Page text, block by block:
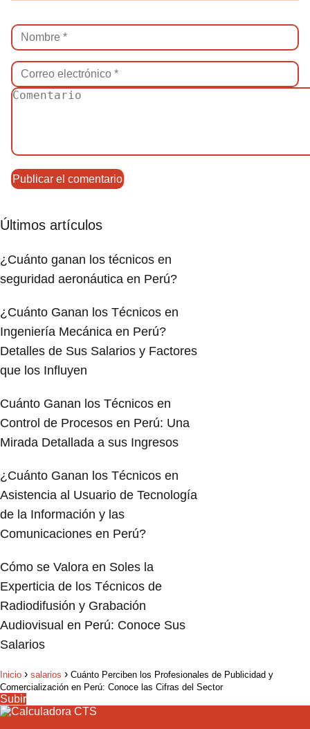
Últimos artículos
¿Cuánto ganan los técnicos en
seguridad aeronáutica en Perú?
¿Cuánto Ganan los Técnicos en
Ingeniería Mecánica en Perú?
Detalles de Sus Salarios y Factores
que los Influyen
Cuánto Ganan los Técnicos en
Control de Procesos en Perú: Una
Mirada Detallada a sus Ingresos
¿Cuánto Ganan los Técnicos en
Asistencia al Usuario de Tecnología
de la Información y las
Comunicaciones en Perú?
Cómo se Valora en Soles la
Experticia de los Técnicos de
Radiodifusión y Grabación
Audiovisual en Perú: Conoce Sus
Salarios
Inicio salarios
Cuánto Perciben los Profesionales de Publicidad y
Comercialización en Perú: Conoce las Cifras del Sector
Subir